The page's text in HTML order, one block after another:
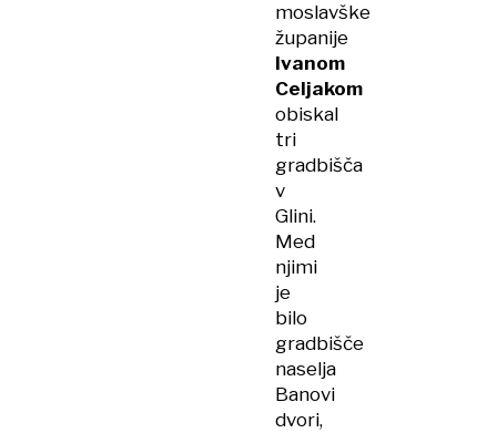
moslavške
županije
Ivanom
Celjakom
obiskal
tri
gradbišča
v
Glini.
Med
njimi
je
bilo
gradbišče
naselja
Banovi
dvori,